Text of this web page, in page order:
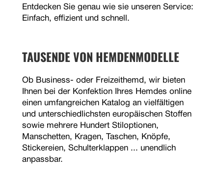
Entdecken Sie genau wie sie unseren Service:
Einfach, effizient und schnell.
TAUSENDE VON HEMDENMODELLE
Ob Business- oder Freizeithemd, wir bieten
Ihnen bei der Konfektion Ihres Hemdes online
einen umfangreichen Katalog an vielfältigen
und unterschiedlichsten europäischen Stoffen
sowie mehrere Hundert Stiloptionen,
Manschetten, Kragen, Taschen, Knöpfe,
Stickereien, Schulterklappen ... unendlich
anpassbar.